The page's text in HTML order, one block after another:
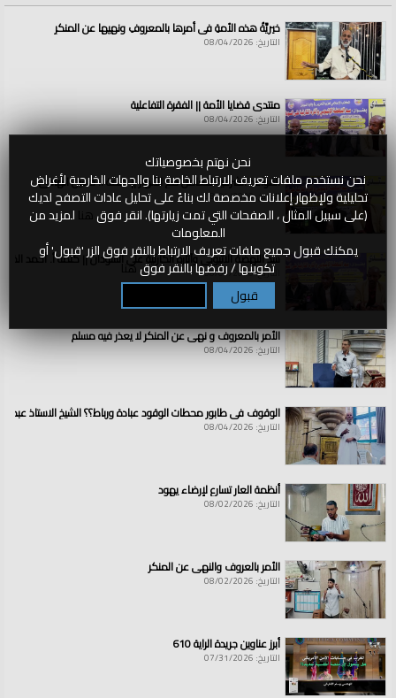
نحن نهتم بخصوصياتك
نحن نستخدم ملفات تعريف الارتباط الخاصة بنا والجهات الخارجية لأغراض
تحليلية ولإظهار إعلانات مخصصة لك بناءً على تحليل عادات التصفح لديك
(على سبيل المثال ، الصفحات التي تمت زيارتها). انقر فوق لمزيد من
المعلومات
يمكنك قبول جميع ملفات تعريف الارتباط بالنقر فوق الزر 'قبول' أو
تكوينها / رفضها بالنقر فوق
قبول
الولايات والمناطق
الولايات والمناطق»تونس
قنوات:
الولايات والمناطق
خيريَّةُ هذه الأمةِ في أمرِها بالمعروفِ ونهيِها عن المنكرِ
التاريخ: 08/04/2026
منتدى قضايا الأمة || الفقرة التفاعلية
التاريخ: 08/04/2026
القواعد الشرعية للتعامل مع الأنهار || كلمة أ. حسين الهادي
التاريخ: 08/04/2026
سد النهضة الاثيوبي وآثاره الكارثية على السودان || كلمة أ. أحمد
التاريخ: 08/04/2026
الأمر بالمعروف و نهي عن المنكر لا يعذر فيه مسلم
التاريخ: 08/04/2026
الوقوف في طابور محطات الوقود عبادة ورباط؟؟ الشيخ الاستاذ عبد
التاريخ: 08/04/2026
أنظمة العار تسارع لإرضاء يهود
التاريخ: 08/02/2026
الأمر بالعروف والنهي عن المنكر
التاريخ: 08/02/2026
أبرز عناوين جريدة الراية 610
التاريخ: 07/31/2026